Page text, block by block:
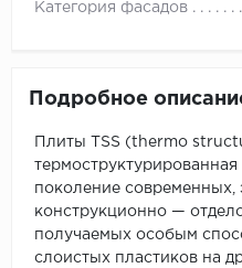
Категория фасадов
Подробное
Плиты TSS (thermo
поколение современных,
конструкционно —
получаемых особым
слоистых пластиков на